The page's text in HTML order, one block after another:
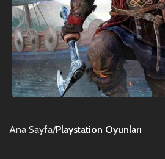
Ana Sayfa Playstation Oyunları